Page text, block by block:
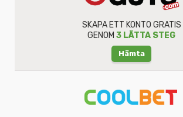
SKAPA ETT KONTO GRATIS
GENOM 3 LÄTTA STEG
Hämta